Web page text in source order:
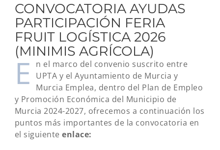
CONVOCATORIA AYUDAS
PARTICIPACIÓN FERIA
FRUIT LOGÍSTICA 2026
(MINIMIS AGRÍCOLA)
E
n el marco del convenio suscrito entre
UPTA y el Ayuntamiento de Murcia y
Murcia Emplea, dentro del Plan de Empleo
y Promoción Económica del Municipio de
Murcia 2024-2027, ofrecemos a continuación los
puntos más importantes de la convocatoria en
el siguienteenlace: